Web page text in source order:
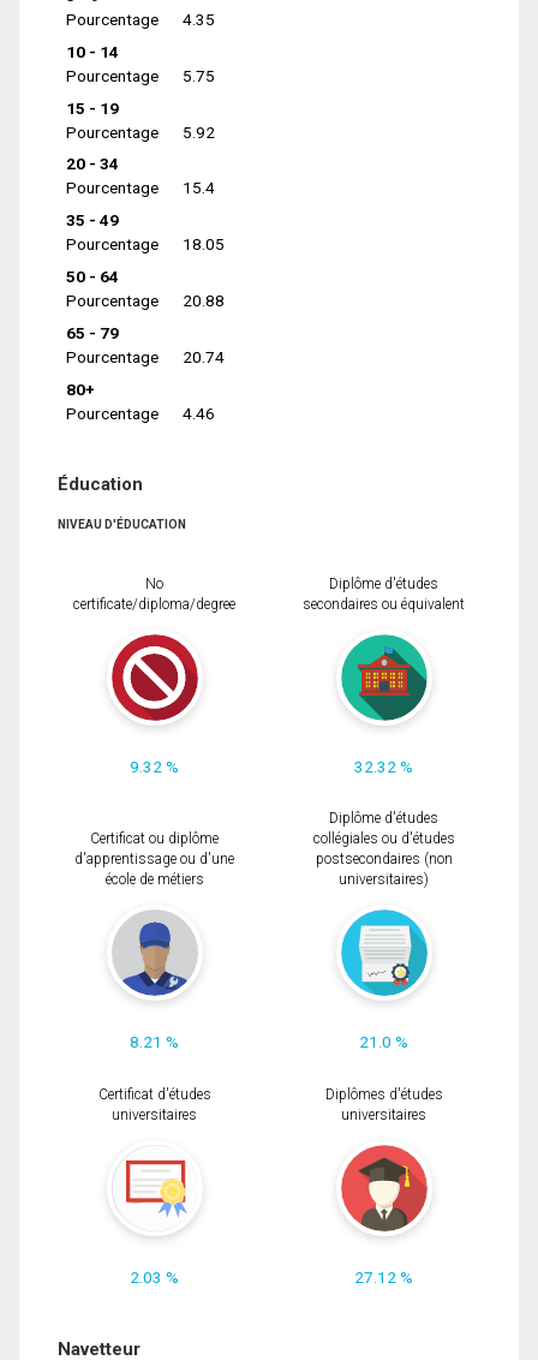
Pourcentage
4.35
10 - 14
Pourcentage
5.75
15 - 19
Pourcentage
5.92
20 - 34
Pourcentage
15.4
35 - 49
Pourcentage
18.05
50 - 64
Pourcentage
20.88
65 - 79
Pourcentage
20.74
80+
Pourcentage
4.46
Éducation
NIVEAU D'ÉDUCATION
No
certificate/diploma/degree
9.32 %
Diplôme d'études
secondaires ou équivalent
32.32 %
Certificat ou diplôme
d'apprentissage ou d'une
école de métiers
8.21 %
Diplôme d'études
collégiales ou d'études
postsecondaires (non
universitaires)
21.0 %
Certificat d'études
universitaires
2.03 %
Diplômes d'études
universitaires
27.12 %
Navetteur